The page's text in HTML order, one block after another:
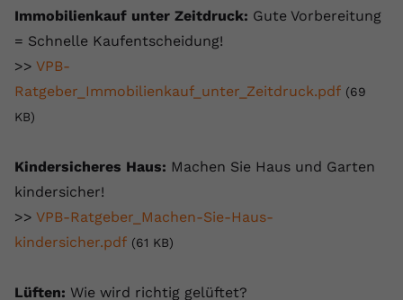
Immobilienkauf unter Zeitdruck: Gute Vorbereitung
= Schnelle Kaufentscheidung!
>> VPB-
Ratgeber_Immobilienkauf_unter_Zeitdruck.pdf (69
KB)
Kindersicheres Haus: Machen Sie Haus und Garten
kindersicher!
>> VPB-Ratgeber_Machen-Sie-Haus-
kindersicher.pdf (61 KB)
Lüften: Wie wird richtig gelüftet?